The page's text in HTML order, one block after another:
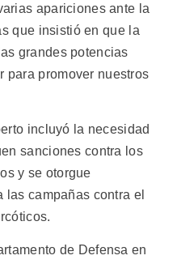
apariciones ante la
que insistió en que la
grandes potencias
para promover nuestros
incluyó la necesidad
sanciones contra los
y se otorgue
las campañas contra el
de Defensa en